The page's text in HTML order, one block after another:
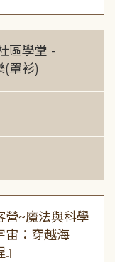
區學堂 -
(罩衫)
營~魔法與科學
宙：穿越海